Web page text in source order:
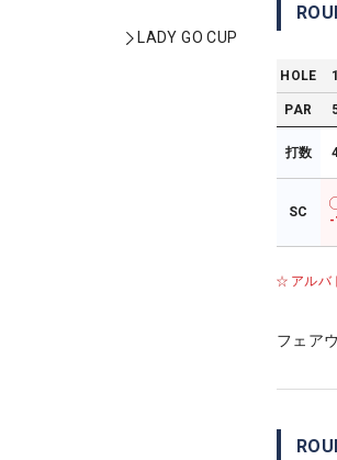
LADY GO CUP
HOLE 1
PAR
打数
SC
-
アルバ
フェア